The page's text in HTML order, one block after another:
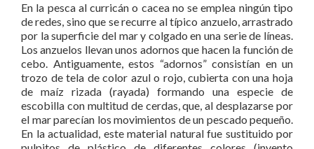
En la pesca al curricán o cacea no se emplea ningún tipo
de redes, sino que se recurre al típico anzuelo, arrastrado
por la superficie del mar y colgado en una serie de líneas.
Los anzuelos llevan unos adornos que hacen la función de
cebo. Antiguamente, estos “adornos” consistían en un
trozo de tela de color azul o rojo, cubierta con una hoja
de maíz rizada (rayada) formando una especie de
escobilla con multitud de cerdas, que, al desplazarse por
el mar parecían los movimientos de un pescado pequeño.
En la actualidad, este material natural fue sustituido por